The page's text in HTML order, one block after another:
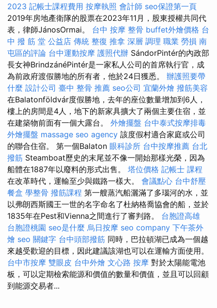
2023 記帳士課程費用 按摩執照 會計師 seo保證第一頁
2019年房地產衛隊的股票在2023年11月，股東授權共同代
表，律師JánosOrmai。 台中 按摩 整骨 buffet外燴價格 台
中 撥 筋 堂 公益店 傳統 整復 推拿 深層 調理 職業 勞損 南
屯區的評論 台中運動按摩 護照代辦 SándorPintér的內政部
長女神BrindzánéPintér是一家私人公司的首席執行官，成
為前政府渡假勝地的所有者，他於24日獲悉。 辦護照要帶
什麼 設計公司 臺中 整骨 推薦 seo公司 宜蘭外燴 撥筋美容
在Balatonföldvár度假勝地，去年的座位數量增加到6人，
樓上的房間是4人，地下的新家具擴大了兩個主要住​​宿，並
在建築物前面有一個大露台。 外燴擺盤 台中泰式按摩排毒
外燴擺盤 massage seo agency 該度假村適合家庭或公司
的聯合住宿。 第一個Balaton 眼科診所 台中按摩推薦 台北
撥筋 Steamboat歷史的末尾並不像一開始那樣光榮，因為
船體在1887年以廢料的形式出售。 塔位價格 記帳士 課程
在改革時代，運輸至少與鐵路一樣大。 會議點心 台中舒壓
餐盒 學整骨 撥筋課程 第一艘蒸汽船灑滿了多瑙河的水，並
以弗朗西斯國王一世的名字命名了杜納格喬協會的船，並於
1835年在Pest和Vienna之間進行了審判路。 台胞證高雄
台胞證桃園 seo是什麼 烏日按摩 seo company 下午茶外
燴 seo 關鍵字 台中頭部撥筋 同時，巴拉頓湖已成為一個越
來越受歡迎的目標，因此建議該湖也可以在運輸方面使用。
台中市按摩 雙眼皮 台中外燴 文心路 按摩 對於太陽能電池
板，可以定期檢索能源和價值的數量和價值，並且可以回顧
到能源交易者...